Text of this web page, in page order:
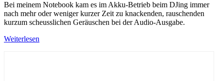
Bei meinem Notebook kam es im Akku-Betrieb beim DJing immer
nach mehr oder weniger kurzer Zeit zu knackenden, rauschenden
kurzum scheusslichen Geräuschen bei der Audio-Ausgabe.
Weiterlesen